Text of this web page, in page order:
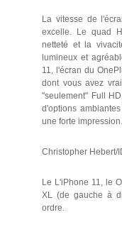
La vitesse de
excelle. Le quad
netteté et la
lumineux et
11, l'écran du
dont vous avez
"seulement" Full
d'options
une forte impression.
Christopher Hebert/
Le L'iPhone 11, le
XL (de gauche à
ordre.